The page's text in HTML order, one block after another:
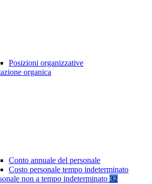
Posizioni organizzative
organica
Conto annuale del personale
Costo personale tempo indeterminato
non a tempo indeterminato 32